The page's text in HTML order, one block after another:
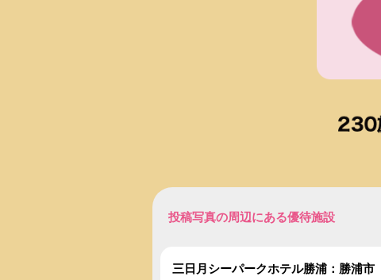
投稿写真の周辺にある優待施設
三日月シーパークホテル勝浦：勝浦市